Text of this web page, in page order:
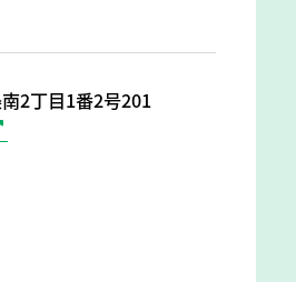
2丁目1番2号201